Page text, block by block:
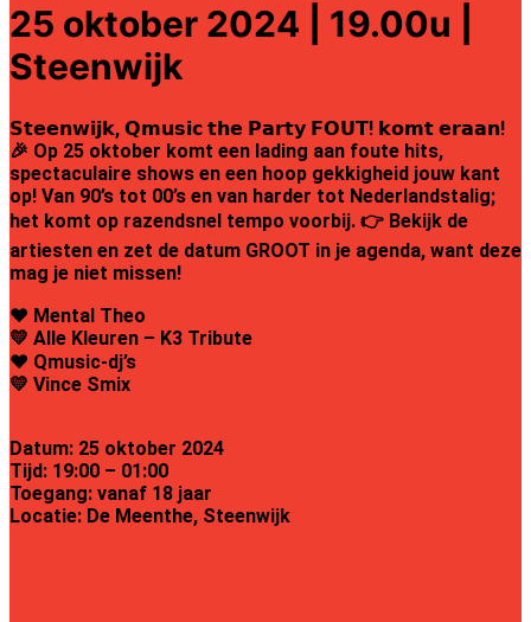
25 oktober 2024 | 19.00u |
Steenwijk
𝗦𝘁𝗲𝗲𝗻𝘄𝗶𝗷𝗸, 𝗤𝗺𝘂𝘀𝗶𝗰 𝘁𝗵𝗲 𝗣𝗮𝗿𝘁𝘆 𝗙𝗢𝗨𝗧! 𝗸𝗼𝗺𝘁 𝗲𝗿𝗮𝗮𝗻!
🎉 Op 25 oktober komt een lading aan foute hits,
spectaculaire shows en een hoop gekkigheid jouw kant
op! Van 90’s tot 00’s en van harder tot Nederlandstalig;
het komt op razendsnel tempo voorbij. 👉 Bekijk de
artiesten en zet de datum GROOT in je agenda, want deze
mag je niet missen!
❤️ Mental Theo
💛 Alle Kleuren – K3 Tribute
❤️ Qmusic-dj’s
💛 Vince Smix
Datum: 25 oktober 2024
Tijd: 19:00 – 01:00
Toegang: vanaf 18 jaar
Locatie: De Meenthe, Steenwijk